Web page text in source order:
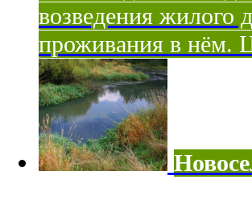
возведения жилого
проживания в нём.